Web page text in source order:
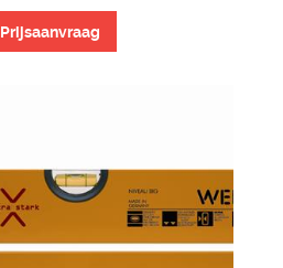
Prijsaanvraag